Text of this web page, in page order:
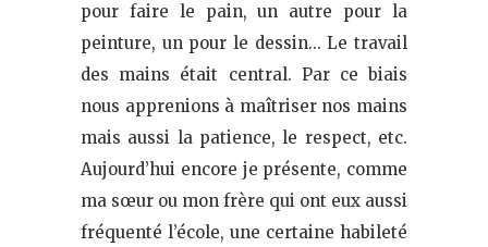
pour faire le pain, un autre pour la
peinture, un pour le dessin… Le travail
des mains était central. Par ce biais
nous apprenions à maîtriser nos mains
mais aussi la patience, le respect, etc.
Aujourd’hui encore je présente, comme
ma sœur ou mon frère qui ont eux aussi
fréquenté l’école, une certaine habileté